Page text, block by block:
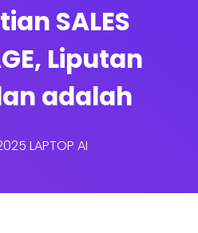
SALES
Liputan
adalah
LAPTOP AI